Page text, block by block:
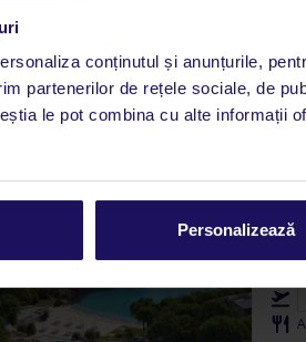
conținutul și anunțurile,
partenerilor de rețele sociale, de
le pot combina cu alte informații
Personalizează